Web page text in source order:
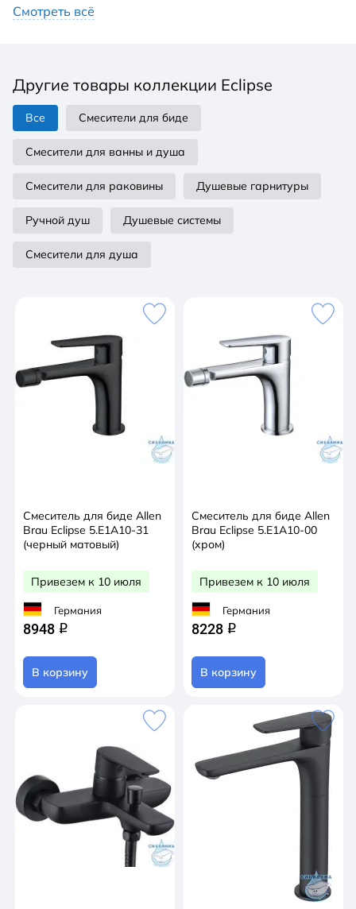
Без душевого набора
Смотреть всё
Другие товары коллекции Eclipse
Все Смесители для биде
Смесители для ванны и душа
Смесители для раковины Душевые гарнитуры
Ручной душ Душевые системы
Смесители для душа
Смеситель для биде Allen
Brau Eclipse 5.E1A10-31
(черный матовый)
Привезем к 10 июля
Германия
8948 q
В корзину
Смеситель для биде Allen
Brau Eclipse 5.E1A10-00
(хром)
Привезем к 10 июля
Германия
8228 q
В корзину